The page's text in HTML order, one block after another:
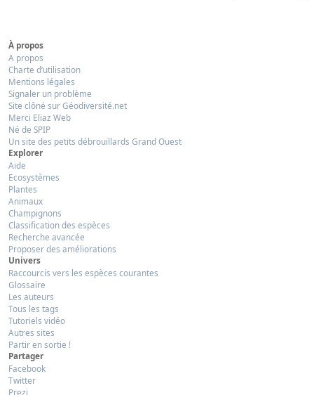
À propos
A propos
Charte d’utilisation
Mentions légales
Signaler un problème
Site clôné sur Géodiversité.net
Merci Eliaz Web
Né de SPIP
Un site des petits débrouillards Grand Ouest
Explorer
Aide
Ecosystèmes
Plantes
Animaux
Champignons
Classification des espèces
Recherche avancée
Proposer des améliorations
Univers
Raccourcis vers les espèces courantes
Glossaire
Les auteurs
Tous les tags
Tutoriels vidéo
Autres sites
Partir en sortie !
Partager
Facebook
Twitter
Prezi